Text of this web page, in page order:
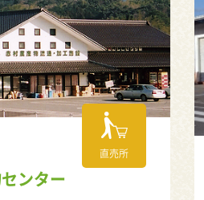
直売所
ンター